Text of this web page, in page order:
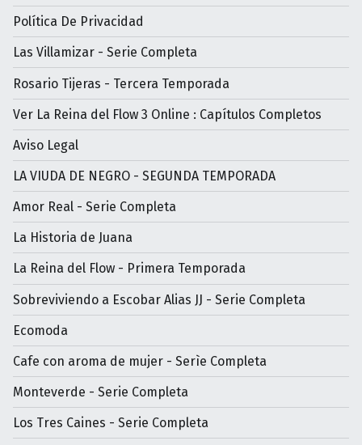
Política De Privacidad
Las Villamizar - Serie Completa
Rosario Tijeras - Tercera Temporada
Ver La Reina del Flow 3 Online : Capítulos Completos
Aviso Legal
LA VIUDA DE NEGRO - SEGUNDA TEMPORADA
Amor Real - Serie Completa
La Historia de Juana
La Reina del Flow - Primera Temporada
Sobreviviendo a Escobar Alias JJ - Serie Completa
Ecomoda
Cafe con aroma de mujer - Serìe Completa
Monteverde - Serie Completa
Los Tres Caines - Serie Completa